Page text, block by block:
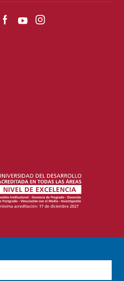
FacebookYouTubeInstagram